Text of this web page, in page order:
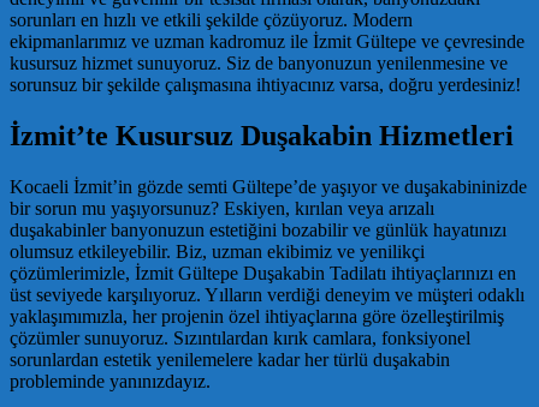
sorunları en hızlı ve etkili şekilde çözüyoruz. Modern
ekipmanlarımız ve uzman kadromuz ile İzmit Gültepe ve çevresinde
kusursuz hizmet sunuyoruz. Siz de banyonuzun yenilenmesine ve
sorunsuz bir şekilde çalışmasına ihtiyacınız varsa, doğru yerdesiniz!
İzmit’te Kusursuz Duşakabin Hizmetleri
Kocaeli İzmit’in gözde semti Gültepe’de yaşıyor ve duşakabininizde
bir sorun mu yaşıyorsunuz? Eskiyen, kırılan veya arızalı
duşakabinler banyonuzun estetiğini bozabilir ve günlük hayatınızı
olumsuz etkileyebilir. Biz, uzman ekibimiz ve yenilikçi
çözümlerimizle, İzmit Gültepe Duşakabin Tadilatı ihtiyaçlarınızı en
üst seviyede karşılıyoruz. Yılların verdiği deneyim ve müşteri odaklı
yaklaşımımızla, her projenin özel ihtiyaçlarına göre özelleştirilmiş
çözümler sunuyoruz. Sızıntılardan kırık camlara, fonksiyonel
sorunlardan estetik yenilemelere kadar her türlü duşakabin
probleminde yanınızdayız.